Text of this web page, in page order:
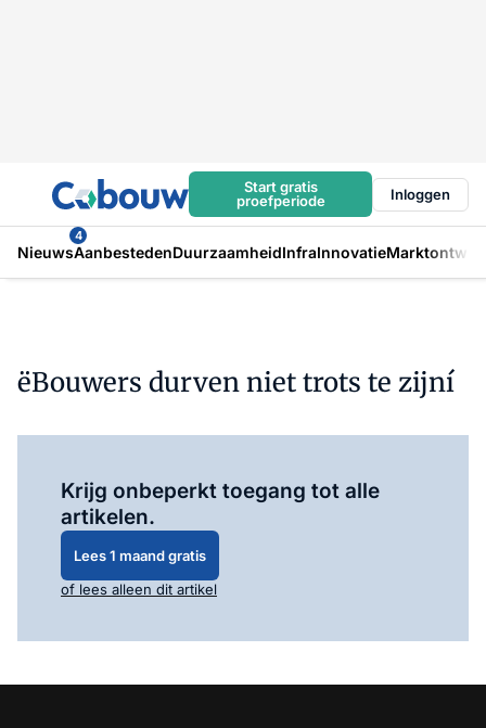
Start gratis
proefperiode
Inloggen
Nieuws
4
AanbestedenDuurzaamheidInfraInnovatie
ëBouwers durven niet trots te zijní
Krijg onbeperkt toegang tot alle
artikelen.
Lees 1 maand gratis
of lees alleen dit artikel